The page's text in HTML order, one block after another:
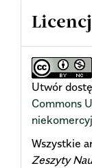
Utwór
Commons
Wszystkie
Zeszyty